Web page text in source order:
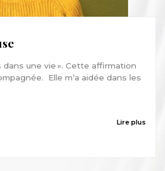
dans une vie ». Cette affirmation
Elle m’a aidée dans les
Lire plus